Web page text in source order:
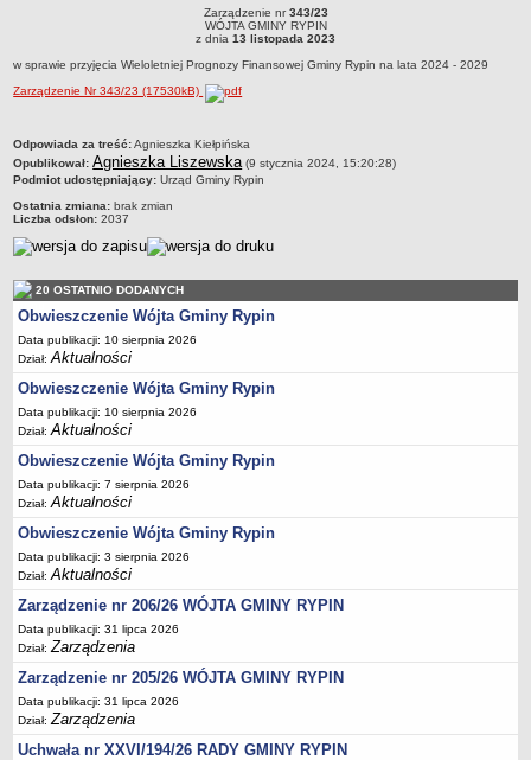
Związki i stowarzyszenia
Rejestr zbiorów danych osobowych
Rejestr instytucji kultury
RODO Klauzule informacyjne
AKTUALNOŚCI I OGŁOSZENIA
Dane teleadresowe
Tabela informacyjna
Czas pracy urzędu
Nr konta bankowego, NIP, REGON
Pracownicy urzędu - urząd gminy
Pracownicy urzędu - baza magazynowo - warsztatowa
Kompetencje referatów
Regulamin organizacyjny
Regulamin naboru na wolne stanowiska urzędnicze
Ogłoszenia o naborze na wolne stanowiska urzędnicze
Lista kandydatów spełniających wymagania formalne w naborach na
wolne stanowiska urzędnicze
Wyniki naboru na wolne stanowiska urzędnicze
Petycje
Sygnaliści
Galeria
Zarządzenie nr 343/23WÓJTA GMINY RYPINz dnia 13 listopada 2023w sprawie
przyjęcia Wieloletniej Prognozy Finansowej Gminy Rypin na lata 2024 - 2029
Zarządzenie nr343/23
WÓJTA GMINY RYPIN
z dnia 13 listopada 2023
w sprawie przyjęcia Wieloletniej Prognozy Finansowej Gminy Rypin na lata 2024 - 2029
Zarządzenie Nr 343/23 (17530kB)
metryczka
Odpowiada za treść:Agnieszka Kiełpińska
Opublikował: Agnieszka Liszewska (9 stycznia 2024, 15:20:28)
Podmiot udostępniający: Urząd Gminy Rypin
Ostatnia zmiana: brak zmian
Liczba odsłon: 2037
20 OSTATNIO DODANYCH
Obwieszczenie Wójta Gminy Rypin
Data publikacji: 10 sierpnia 2026
Dział:Aktualności
Obwieszczenie Wójta Gminy Rypin
Data publikacji: 10 sierpnia 2026
Dział:Aktualności
Obwieszczenie Wójta Gminy Rypin
Data publikacji: 7 sierpnia 2026
Dział:Aktualności
Obwieszczenie Wójta Gminy Rypin
Data publikacji: 3 sierpnia 2026
Dział:Aktualności
Zarządzenie nr 206/26 WÓJTA GMINY RYPIN
Data publikacji: 31 lipca 2026
Dział:Zarządzenia
Zarządzenie nr 205/26 WÓJTA GMINY RYPIN
Data publikacji: 31 lipca 2026
Dział:Zarządzenia
Uchwała nr XXVI/194/26 RADY GMINY RYPIN